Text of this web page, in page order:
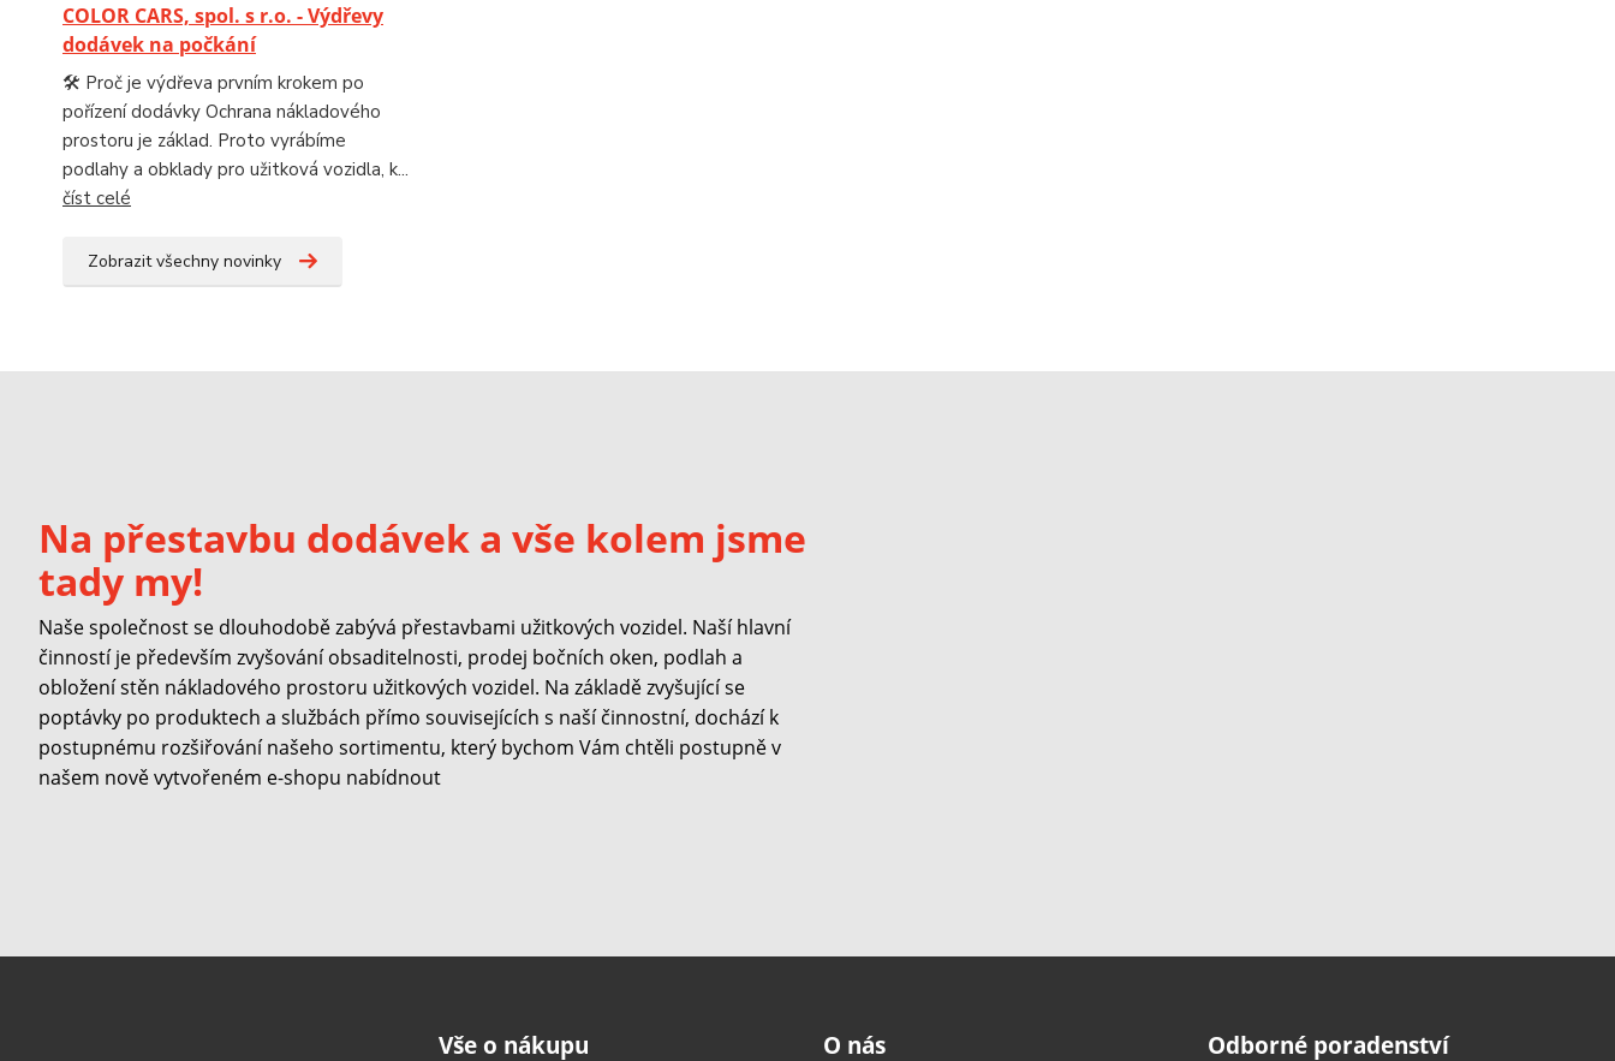
COLOR CARS, spol. s r.o. - Výdřevy
dodávek na počkání
🛠️ Proč je výdřeva prvním krokem po
pořízení dodávky Ochrana nákladového
prostoru je základ. Proto vyrábíme
podlahy a obklady pro užitková vozidla, k...
číst celé
Zobrazit všechny novinky
Na přestavbu dodávek a vše kolem jsme
tady my!
Naše společnost se dlouhodobě zabývá přestavbami užitkových vozidel. Naší hlavní
činností je především zvyšování obsaditelnosti, prodej bočních oken, podlah a
obložení stěn nákladového prostoru užitkových vozidel. Na základě zvyšující se
poptávky po produktech a službách přímo souvisejících s naší činnostní, dochází k
postupnému rozšiřování našeho sortimentu, který bychom Vám chtěli postupně v
našem nově vytvořeném e-shopu nabídnout
Vše o nákupu O nás Odborné poradenství